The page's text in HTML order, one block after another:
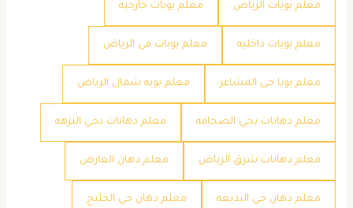
معلم بويات الرياض معلم بويات خارجيه
معلم بويات داخليه معلم بويات في الرياض
معلم بويا حي المشاعر معلم بويه شمال الرياض
معلم دهانات بحي الصحافه معلم دهانات بحي النزهه
معلم دهانات شرق الرياض معلم دهان العارض
معلم دهان حي البديعه معلم دهان حي الخليج